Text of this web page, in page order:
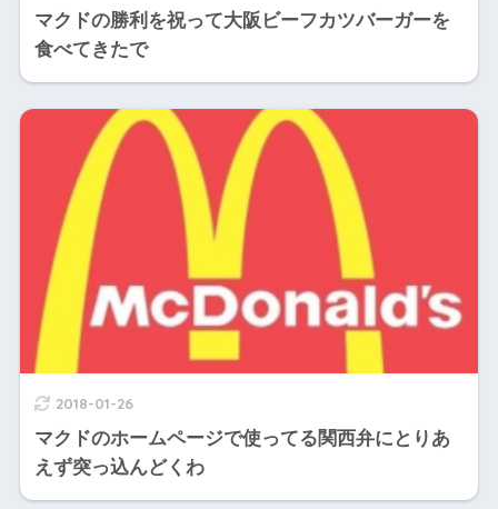
マクドの勝利を祝って大阪ビーフカツバーガーを
食べてきたで
2018-01-26
マクドのホームページで使ってる関西弁にとりあ
えず突っ込んどくわ